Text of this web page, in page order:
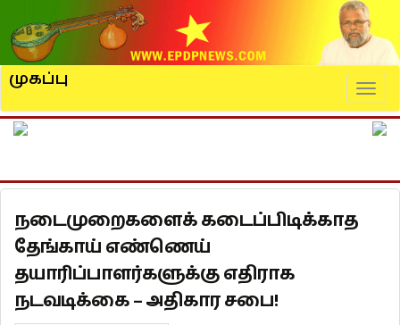
முகப்பு
நடைமுறைகளைக் கடைப்பிடிக்காத
தேங்காய் எண்ணெய்
தயாரிப்பாளர்களுக்கு எதிராக
நடவடிக்கை – அதிகார சபை!